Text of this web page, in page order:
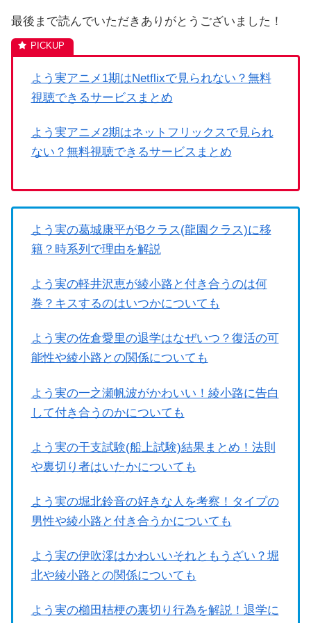
最後まで読んでいただきありがとうございました！
よう実アニメ1期はNetflixで見られない？無料
視聴できるサービスまとめ
よう実アニメ2期はネットフリックスで見られ
ない？無料視聴できるサービスまとめ
よう実の葛城康平がBクラス(龍園クラス)に移
籍？時系列で理由を解説
よう実の軽井沢恵が綾小路と付き合うのは何
巻？キスするのはいつかについても
よう実の佐倉愛里の退学はなぜいつ？復活の可
能性や綾小路との関係についても
よう実の一之瀬帆波がかわいい！綾小路に告白
して付き合うのかについても
よう実の干支試験(船上試験)結果まとめ！法則
や裏切り者はいたかについても
よう実の堀北鈴音の好きな人を考察！タイプの
男性や綾小路と付き合うかについても
よう実の伊吹澪はかわいいそれともうざい？堀
北や綾小路との関係についても
よう実の櫛田桔梗の裏切り行為を解説！退学に